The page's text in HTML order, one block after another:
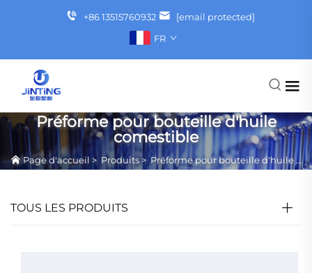
+86 13515760932
[email protected]
FR
Préforme pour bouteille d'huile
comestible
Page d'accueil > Produits > Préforme pour bouteille d'huile comestible
TOUS LES PRODUITS